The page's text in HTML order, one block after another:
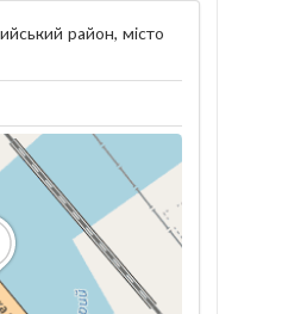
район, місто